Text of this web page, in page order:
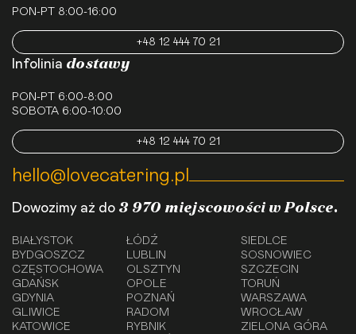
PON-PT 8:00-16:00
+48 12 444 70 21
Infolinia dostawy
PON-PT 6:00-8:00
SOBOTA 6:00-10:00
+48 12 444 70 21
hello@lovecatering.pl
Dowozimy aż do 3 970 miejscowości w Polsce.
BIAŁYSTOK
BYDGOSZCZ
CZĘSTOCHOWA
GDAŃSK
GDYNIA
GLIWICE
KATOWICE
ŁÓDŹ
LUBLIN
OLSZTYN
OPOLE
POZNAŃ
RADOM
RYBNIK
SIEDLCE
SOSNOWIEC
SZCZECIN
TORUŃ
WARSZAWA
WROCŁAW
ZIELONA GÓRA